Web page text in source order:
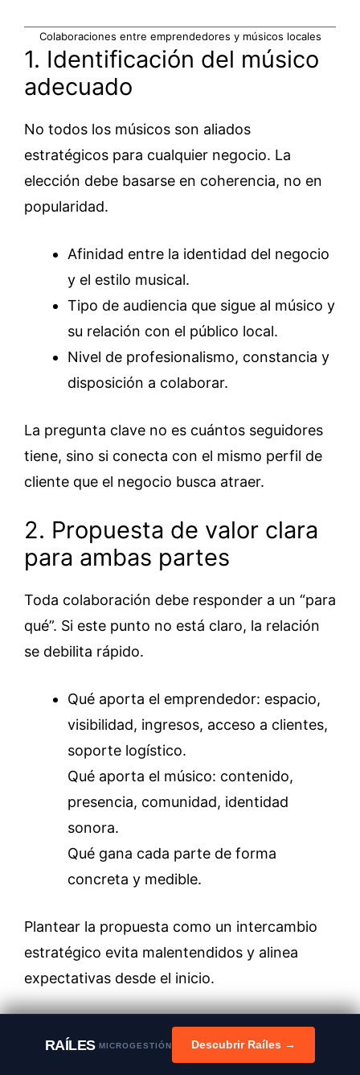
Colaboraciones entre emprendedores y músicos locales
1. Identificación del músico
adecuado
No todos los músicos son aliados
estratégicos para cualquier negocio. La
elección debe basarse en coherencia, no en
popularidad.
Afinidad entre la identidad del negocio
y el estilo musical.
Tipo de audiencia que sigue al músico y
su relación con el público local.
Nivel de profesionalismo, constancia y
disposición a colaborar.
La pregunta clave no es cuántos seguidores
tiene, sino si conecta con el mismo perfil de
cliente que el negocio busca atraer.
2. Propuesta de valor clara
para ambas partes
Toda colaboración debe responder a un “para
qué”. Si este punto no está claro, la relación
se debilita rápido.
Qué aporta el emprendedor: espacio,
visibilidad, ingresos, acceso a clientes,
soporte logístico.
Qué aporta el músico: contenido,
presencia, comunidad, identidad
sonora.
Qué gana cada parte de forma
concreta y medible.
Plantear la propuesta como un intercambio
estratégico evita malentendidos y alinea
expectativas desde el inicio.
3. Acuerdos simples y
objetivos medibles
RAÍLESMICROGESTIÓN Descubrir Raíles →